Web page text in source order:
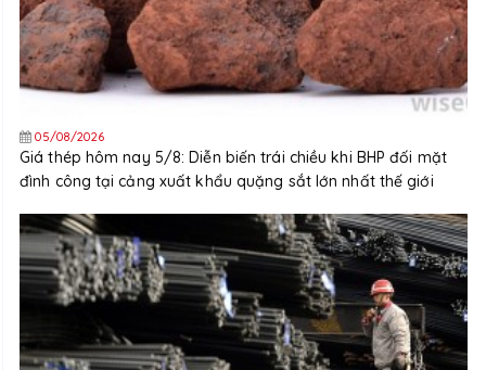
05/08/2026
Giá thép hôm nay 5/8: Diễn biến trái chiều khi BHP đối mặt
đình công tại cảng xuất khẩu quặng sắt lớn nhất thế giới